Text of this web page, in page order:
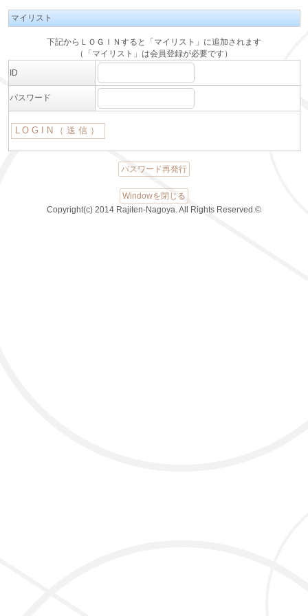
マイリスト
下記からＬＯＧＩＮすると「マイリスト」に追加されます
（「マイリスト」は会員登録が必要です）
ID
パスワード
パスワード再発行
Windowを閉じる
Copyright(c) 2014 Rajiten-Nagoya. All Rights Reserved.©